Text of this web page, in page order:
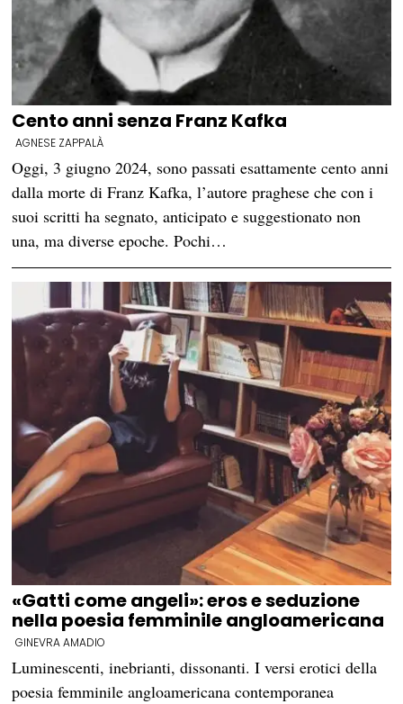
Cento anni senza Franz Kafka
AGNESE ZAPPALÀ
Oggi, 3 giugno 2024, sono passati esattamente cento anni
dalla morte di Franz Kafka, l’autore praghese che con i
suoi scritti ha segnato, anticipato e suggestionato non
una, ma diverse epoche. Pochi…
«Gatti come angeli»: eros e seduzione
nella poesia femminile angloamericana
GINEVRA AMADIO
Luminescenti, inebrianti, dissonanti. I versi erotici della
poesia femminile angloamericana contemporanea